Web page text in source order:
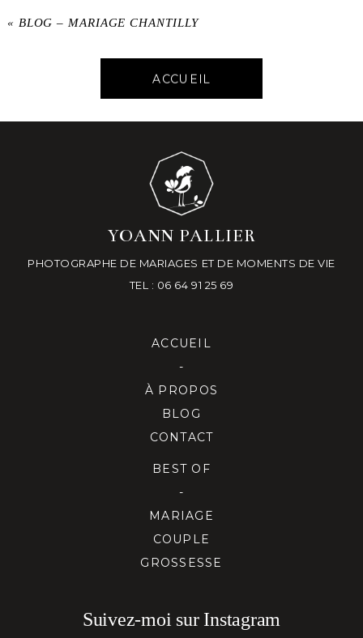
« BLOG – MARIAGE CHANTILLY
ACCUEIL
YOANN PALLIER
PHOTOGRAPHE DE MARIAGES ET DE MOMENTS DE VIE
TEL : 06 64 91 25 69
ACCUEIL
-
À PROPOS
BLOG
CONTACT
BEST OF
-
MARIAGE
COUPLE
GROSSESSE
Suivez-moi sur Instagram